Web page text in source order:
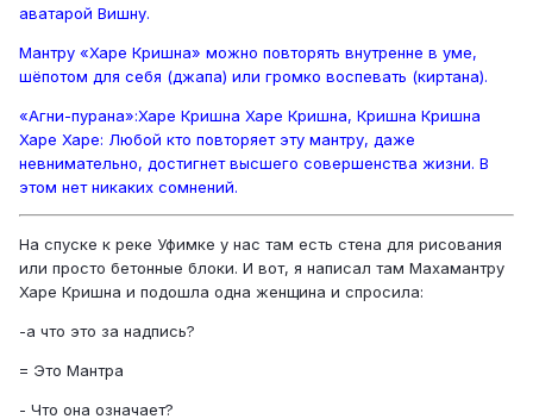
аватарой Вишну.
Мантру «Харе Кришна» можно повторять внутренне в уме,
шёпотом для себя (джапа) или громко воспевать (киртана).
«Агни-пурана»:Харе Кришна Харе Кришна, Кришна Кришна
Харе Харе: Любой кто повторяет эту мантру, даже
невнимательно, достигнет высшего совершенства жизни. В
этом нет никаких сомнений.
На спуске к реке Уфимке у нас там есть стена для рисования
или просто бетонные блоки. И вот, я написал там Махамантру
Харе Кришна и подошла одна женщина и спросила:
-а что это за надпись?
= Это Мантра
- Что она означает?